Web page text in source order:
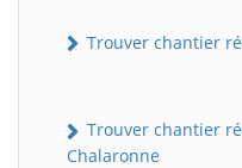
Trouver chantier
Trouver chantier
Chalaronne